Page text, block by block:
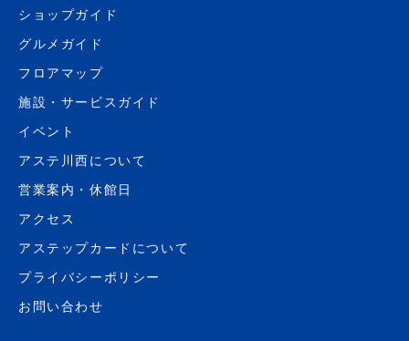
ショップガイド
グルメガイド
フロアマップ
施設・サービスガイド
イベント
アステ川西について
営業案内・休館日
アクセス
アステップカードについて
プライバシーポリシー
お問い合わせ